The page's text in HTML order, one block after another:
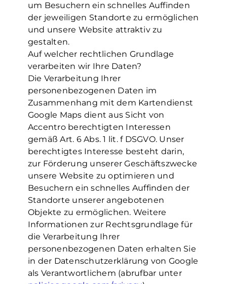
um Besuchern ein schnelles Auffinden
der jeweiligen Standorte zu ermöglichen
und unsere Website attraktiv zu
gestalten.
Auf welcher rechtlichen Grundlage
verarbeiten wir Ihre Daten?
Die Verarbeitung Ihrer
personenbezogenen Daten im
Zusammenhang mit dem Kartendienst
Google Maps dient aus Sicht von
Accentro berechtigten Interessen
gemäß Art. 6 Abs. 1 lit. f DSGVO. Unser
berechtigtes Interesse besteht darin,
zur Förderung unserer Geschäftszwecke
unsere Website zu optimieren und
Besuchern ein schnelles Auffinden der
Standorte unserer angebotenen
Objekte zu ermöglichen. Weitere
Informationen zur Rechtsgrundlage für
die Verarbeitung Ihrer
personenbezogenen Daten erhalten Sie
in der Datenschutzerklärung von Google
als Verantwortlichem (abrufbar unter